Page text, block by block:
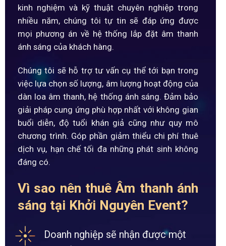
kinh nghiệm và kỹ thuật chuyên nghiệp trong
nhiều năm, chúng tôi tự tin sẽ đáp ứng được
mọi phương án về hệ thống lắp đặt âm thanh
ánh sáng của khách hàng.
Chúng tôi sẽ hỗ trợ tư vấn cụ thể tới bạn trong
việc lựa chọn số lượng, âm lượng hoạt động của
dàn loa âm thanh, hệ thống ánh sáng. Đảm bảo
giải pháp cung ứng phù hợp nhất với không gian
buổi diễn, độ tuổi khán giả cũng như quy mô
chương trình. Góp phần giảm thiểu chi phí thuê
dịch vụ, hạn chế tối đa những phát sinh không
đáng có.
Vì sao nên thuê Âm thanh ánh
sáng tại Khởi Nguyên Event?
Doanh nghiệp sẽ nhận được một